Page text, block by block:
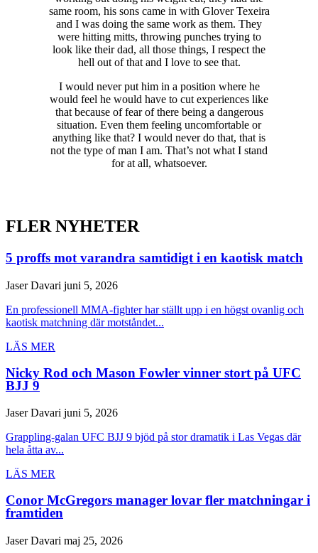
same room, his sons came in with Glover Texeira
and I was doing the same work as them. They
were hitting mitts, throwing punches trying to
look like their dad, all those things, I respect the
hell out of that and I love to see that.
I would never put him in a position where he
would feel he would have to cut experiences like
that because of fear of there being a dangerous
situation. Even them feeling uncomfortable or
anything like that? I would never do that, that is
not the type of man I am. That’s not what I stand
for at all, whatsoever.
FLER NYHETER
5 proffs mot varandra samtidigt i en kaotisk match
Jaser Davari juni 5, 2026
En professionell MMA-fighter har ställt upp i en högst ovanlig och
kaotisk matchning där motståndet...
LÄS MER
Nicky Rod och Mason Fowler vinner stort på UFC
BJJ 9
Jaser Davari juni 5, 2026
Grappling-galan UFC BJJ 9 bjöd på stor dramatik i Las Vegas där
hela åtta av...
LÄS MER
Conor McGregors manager lovar fler matchningar i
framtiden
Jaser Davari maj 25, 2026